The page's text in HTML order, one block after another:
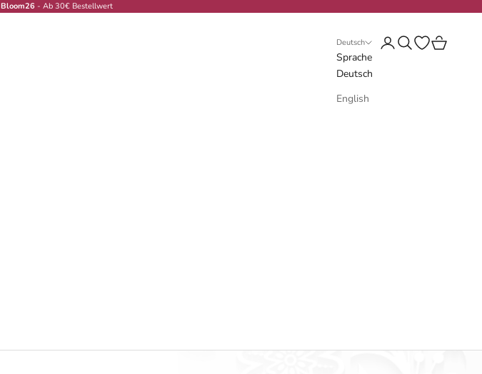
Bloom26- Ab 30€ Bestellwert
Deutsch
Sprache
Deutsch
English
Anmelden
SuchenWunschliste
Warenkorb